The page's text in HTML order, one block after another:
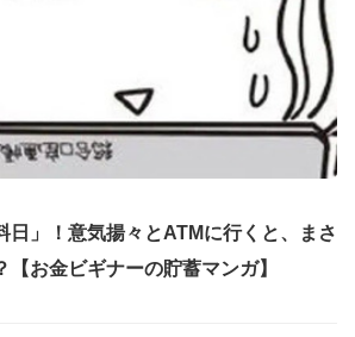
日」！意気揚々とATMに行くと、まさ
お金ビギナーの貯蓄マンガ】